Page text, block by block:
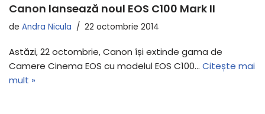
Canon lansează noul EOS C100 Mark II
de Andra Nicula 22 octombrie 2014
Astăzi, 22 octombrie, Canon își extinde gama de
Camere Cinema EOS cu modelul EOS C100… Citește mai
mult »